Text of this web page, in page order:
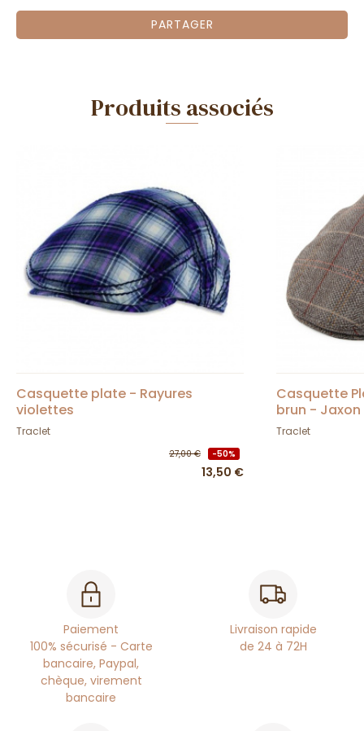
PARTAGER
Produits associés
Casquette plate - Rayures
violettes
Traclet
27,00 € -50%
13,50 €
Casquette
brun - Jaxon
Traclet
Paiement
100% sécurisé - Carte
bancaire, Paypal,
chèque, virement
bancaire
Livraison rapide
de 24 à 72H